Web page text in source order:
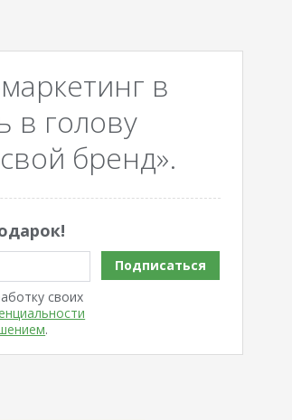
в
в голову
бренд».
своих
.
Подписаться